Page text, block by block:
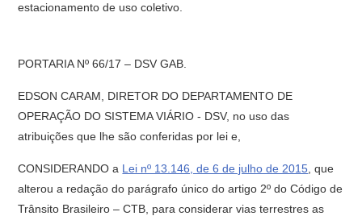
estacionamento de uso coletivo.
PORTARIA Nº 66/17 – DSV GAB.
EDSON CARAM, DIRETOR DO DEPARTAMENTO DE
OPERAÇÃO DO SISTEMA VIÁRIO - DSV, no uso das
atribuições que lhe são conferidas por lei e,
CONSIDERANDO a Lei nº 13.146, de 6 de julho de 2015 , que
alterou a redação do parágrafo único do artigo 2º do Código de
Trânsito Brasileiro – CTB, para considerar vias terrestres as